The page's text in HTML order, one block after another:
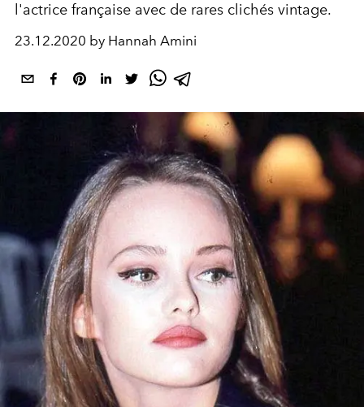
l'actrice française avec de rares clichés vintage.
23.12.2020 by Hannah Amini